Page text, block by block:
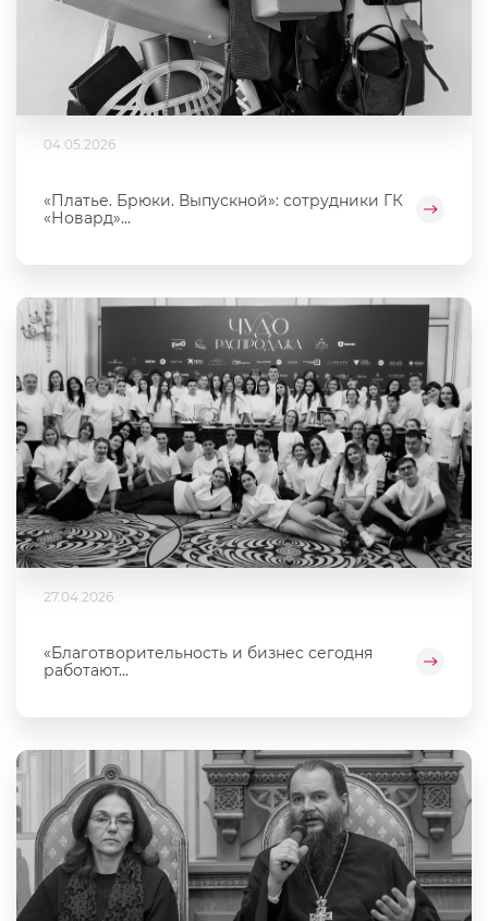
04.05.2026
«Платье. Брюки. Выпускной»: сотрудники ГК
«Новард»...
27.04.2026
«Благотворительность и бизнес сегодня
работают...